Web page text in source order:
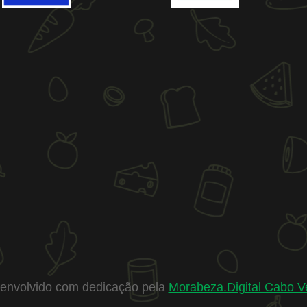
com dedicação pela Morabeza.Digital Cabo